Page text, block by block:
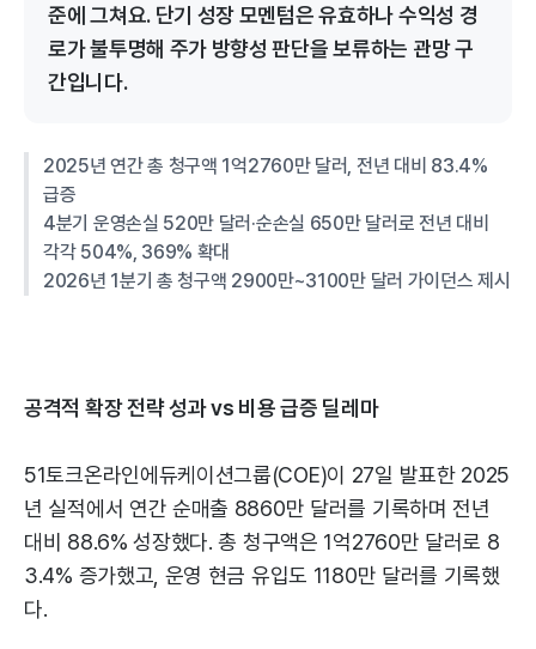
준에 그쳐요. 단기 성장 모멘텀은 유효하나 수익성 경
로가 불투명해 주가 방향성 판단을 보류하는 관망 구
간입니다.
2025년 연간 총 청구액 1억2760만 달러, 전년 대비 83.4%
급증
4분기 운영손실 520만 달러·순손실 650만 달러로 전년 대비
각각 504%, 369% 확대
2026년 1분기 총 청구액 2900만~3100만 달러 가이던스 제시
공격적 확장 전략 성과 vs 비용 급증 딜레마
51토크온라인에듀케이션그룹(COE)이 27일 발표한 2025
년 실적에서 연간 순매출 8860만 달러를 기록하며 전년
대비 88.6% 성장했다. 총 청구액은 1억2760만 달러로 8
3.4% 증가했고, 운영 현금 유입도 1180만 달러를 기록했
다.